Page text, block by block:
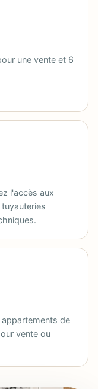
une vente et 6
l'accès aux
appartements de
vente ou